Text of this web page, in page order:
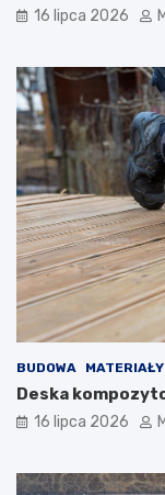
16 lipca 2026
BUDOWA
Deska
16 lipca 2026